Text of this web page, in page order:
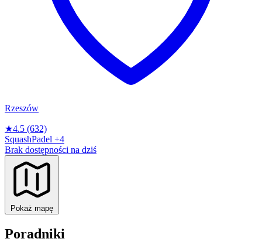
Rzeszów
★4.5 (632)
SquashPadel +4
Brak dostępności na dziś
Pokaż mapę
Poradniki